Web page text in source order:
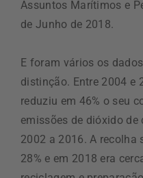
Assuntos Marítimos e
de Junho de 2018.
E foram vários os
distinção. Entre 2004 e
reduziu em 46% o seu
emissões de dióxido
2002 a 2016. A recolha
28% e em 2018 era